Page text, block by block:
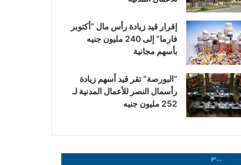
إقرار قيد زيادة رأس مال “أكتوبر
فارما” إلى 240 مليون جنيه
بأسهم مجانية
“البورصة” تقر قيد أسهم زيادة
رأسمال النصر للأعمال المدنية لـ
252 مليون جنيه